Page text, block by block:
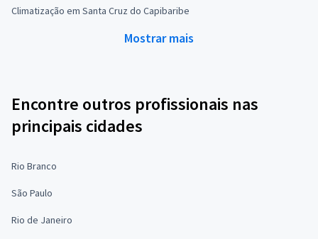
Climatização em Santa Cruz do Capibaribe
Mostrar mais
Encontre outros profissionais nas
principais cidades
Rio Branco
São Paulo
Rio de Janeiro